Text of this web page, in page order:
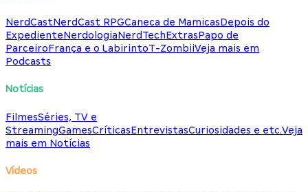
NerdCastNerdCast RPGCaneca de MamicasDepois do
ExpedienteNerdologiaNerdTechExtrasPapo de
ParceiroFrança e o LabirintoT-ZombiiVeja mais em
Podcasts
Notícias
FilmesSéries, TV e
StreamingGamesCríticasEntrevistasCuriosidades e etc.Veja
mais em Notícias
Vídeos